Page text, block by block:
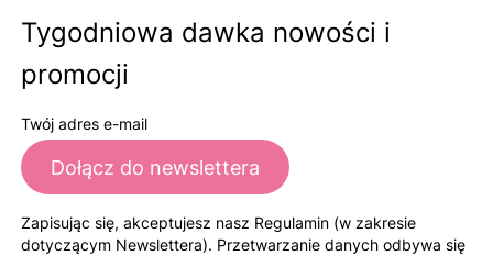
Tygodniowa dawka nowości i
promocji
Twój adres e-mail
Dołącz do newslettera
Zapisując się, akceptujesz nasz Regulamin (w zakresie
dotyczącym Newslettera). Przetwarzanie danych odbywa się